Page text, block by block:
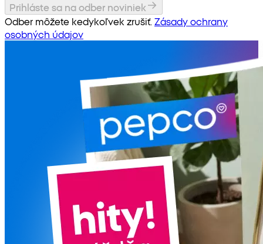
Prihláste sa na odber noviniek
Odber môžete kedykoľvek zrušiť.Zásady ochrany
osobných údajov